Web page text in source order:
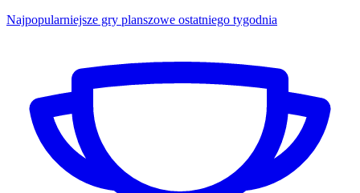
Najpopularniejsze gry planszowe ostatniego tygodnia